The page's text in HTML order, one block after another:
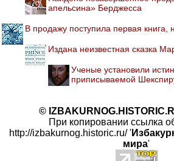
апельсина» Берджесса
В продажу поступила первая книга,
Издана неизвестная сказка
Ученые установили
приписываемой
©
При копировании ссылка
http://izbakurnog.historic.ru/ '
мира'